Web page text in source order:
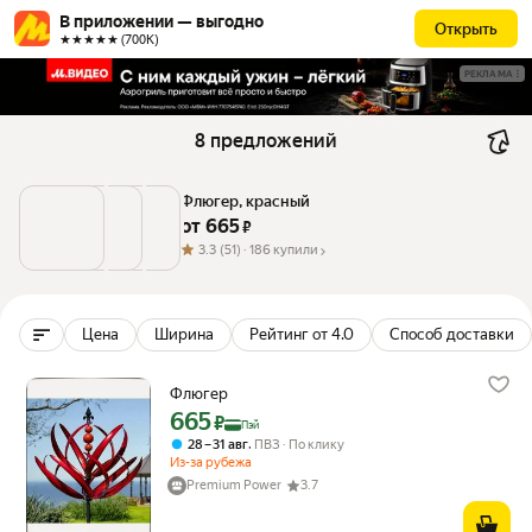
В приложении — выгодно
★★★★★ (700К)
Открыть
РЕКЛАМА
8 предложений
Флюгер, красный
от 665 ₽
3.3 (51) · 186 купили
Цена Ширина Рейтинг от 4.0 Способ доставки
Флюгер
Цена с картой Яндекс Пэй 665 ₽ вместо
665₽ Пэй
28 – 31 авг, ПВЗ
По клику
Из-за рубежа
Premium Power
3.7